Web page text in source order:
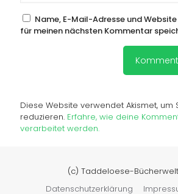
Name, E-Mail-Adresse und
für meinen nächsten Kommentar
Diese Website verwendet Akismet, um
reduzieren. Erfahre, wie deine
verarbeitet werden.
(c) Taddeloese-
Datenschutzerklärung